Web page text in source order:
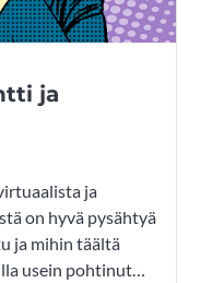
ja
ja
on hyvä pysähtyä
ja mihin täältä
usein pohtinut